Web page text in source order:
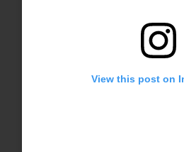
View this post on